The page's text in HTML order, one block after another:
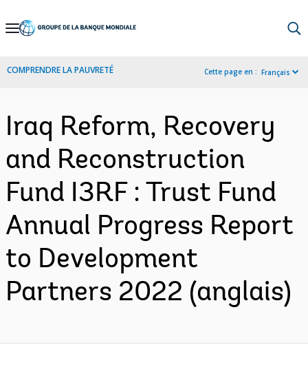
Skip
Navigation
COMPRENDRE LA PAUVRETÉ Cette page en : Français
Iraq Reform, Recovery
and Reconstruction
Fund I3RF : Trust Fund
Annual Progress Report
to Development
Partners 2022 (anglais)